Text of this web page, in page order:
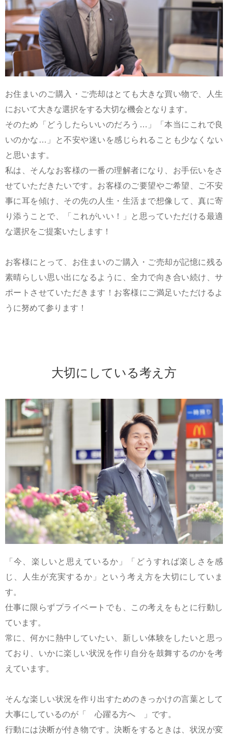
お住まいのご購入・ご売却はとても大きな買い物で、人生
において大きな選択をする大切な機会となります。
そのため「どうしたらいいのだろう…」「本当にこれで良
いのかな…」と不安や迷いを感じられることも少なくない
と思います。
私は、そんなお客様の一番の理解者になり、お手伝いをさ
せていただきたいです。お客様のご要望やご希望、ご不安
事に耳を傾け、その先の人生・生活まで想像して、真に寄
り添うことで、「これがいい！」と思っていただける最適
な選択をご提案いたします！
お客様にとって、お住まいのご購入・ご売却が記憶に残る
素晴らしい思い出になるように、全力で向き合い続け、サ
ポートさせていただきます！お客様にご満足いただけるよ
うに努めて参ります！
大切にしている考え方
「今、楽しいと思えているか」「どうすれば楽しさを感
じ、人生が充実するか」という考え方を大切にしていま
す。
仕事に限らずプライベートでも、この考えをもとに行動し
ています。
常に、何かに熱中していたい、新しい体験をしたいと思っ
ており、いかに楽しい状況を作り自分を鼓舞するのかを考
えています。
そんな楽しい状況を作り出すためのきっかけの言葉として
大事にしているのが「 心躍る方へ 」です。
行動には決断が付き物です。決断をするときは、状況が変